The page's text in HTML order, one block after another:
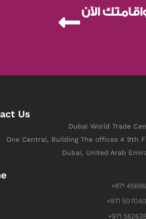
الآن
Us
Dubai World Trade
One Central, Building The offices 4 9th
Dubai, United Arab
+971
+971
+971